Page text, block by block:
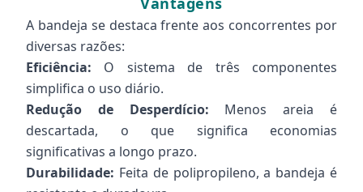
A bandeja se destaca frente aos concorrentes por
diversas razões:
Eficiência: O sistema de três componentes
simplifica o uso diário.
Redução de Desperdício: Menos areia é
descartada, o que significa economias
significativas a longo prazo.
Durabilidade: Feita de polipropileno, a bandeja é